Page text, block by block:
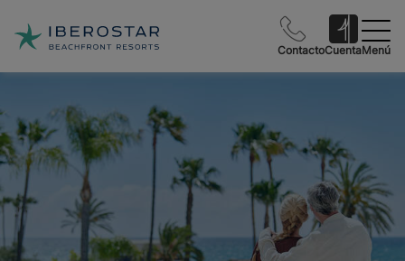
ContactoCuentaMenú